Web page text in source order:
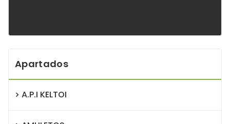
Apartados
A.P.I KELTOI